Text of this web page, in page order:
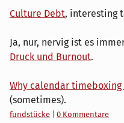
Culture Debt, interesting
Ja, nur, nervig ist es
Druck und Burnout.
Why calendar
(sometimes).
Kategorien:
fundstücke
0 Kommentare